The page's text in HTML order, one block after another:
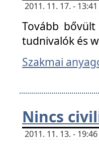
2011. 11. 17. -
Tovább bővült
tudnivalók és
Szakmai
Nincs
2011. 11. 13. -